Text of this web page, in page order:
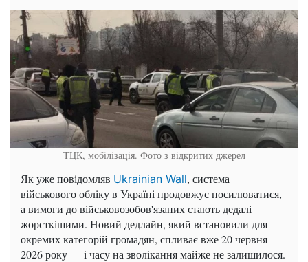
ТЦК, мобілізація. Фото з відкритих джерел
Як уже повідомляв Ukrainian Wall, система
військового обліку в Україні продовжує посилюватися,
а вимоги до військовозобов'язаних стають дедалі
жорсткішими. Новий дедлайн, який встановили для
окремих категорій громадян, спливає вже 20 червня
2026 року — і часу на зволікання майже не залишилося.